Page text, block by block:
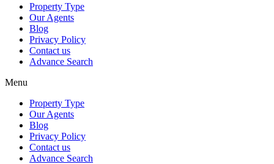
Property Type
Our Agents
Blog
Privacy Policy
Contact us
Advance Search
Menu
Property Type
Our Agents
Blog
Privacy Policy
Contact us
Advance Search